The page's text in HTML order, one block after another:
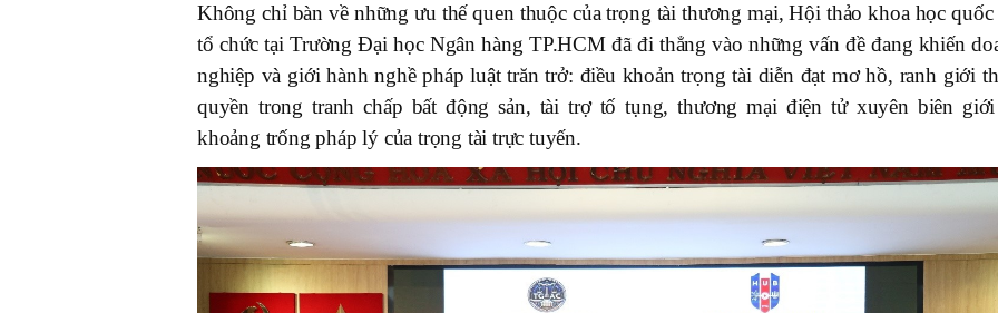
Không chỉ bàn về những ưu thế quen thuộc của trọng tài thương mại, Hội thảo khoa học quốc
tổ chức tại Trường Đại học Ngân hàng TP.HCM đã đi thẳng vào những vấn đề đang khiến
nghiệp và giới hành nghề pháp luật trăn trở: điều khoản trọng tài diễn đạt mơ hồ, ranh giới
quyền trong tranh chấp bất động sản, tài trợ tố tụng, thương mại điện tử xuyên biên
khoảng trống pháp lý của trọng tài trực tuyến.